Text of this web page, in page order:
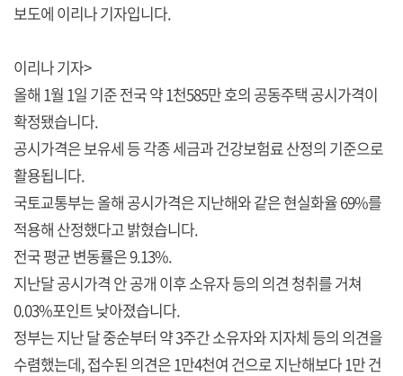
보도에 이리나 기자입니다.
이리나 기자>
올해 1월 1일 기준 전국 약 1천585만 호의 공동주택 공시가격이
확정됐습니다.
공시가격은 보유세 등 각종 세금과 건강보험료 산정의 기준으로
활용됩니다.
국토교통부는 올해 공시가격은 지난해와 같은 현실화율 69%를
적용해 산정했다고 밝혔습니다.
전국 평균 변동률은 9.13%.
지난달 공시가격 안 공개 이후 소유자 등의 의견 청취를 거쳐
0.03%포인트 낮아졌습니다.
정부는 지난 달 중순부터 약 3주간 소유자와 지자체 등의 의견을
수렴했는데, 접수된 의견은 1만4천여 건으로 지난해보다 1만 건